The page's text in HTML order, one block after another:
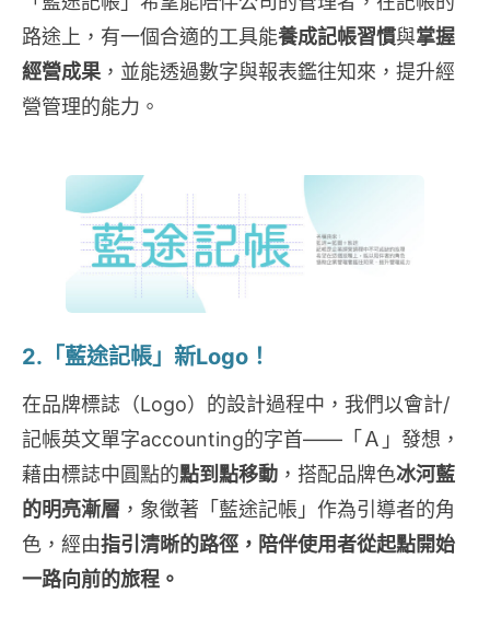
路途上，有一個合適的工具能養成記帳習慣與掌握
經營成果，並能透過數字與報表鑑往知來，提升經
營管理的能力。
2.「藍途記帳」新Logo！
在品牌標誌（Logo）的設計過程中，我們以會計/
記帳英文單字accounting的字首——「Ａ」發想，
藉由標誌中圓點的點到點移動 ，搭配品牌色冰河藍
的明亮漸層 ，象徵著「藍途記帳」作為引導者的角
色，經由指引清晰的路徑，陪伴使用者從起點開始
一路向前的旅程。